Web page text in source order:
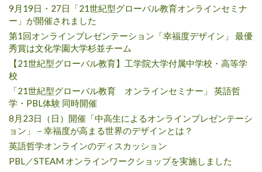
9月19日・27日「21世紀型グローバル教育オンラインセミナ
ー」が開催されました
第1回オンラインプレゼンテーション「幸福度デザイン」 最優
秀賞は文化学園大学杉並チーム
【21世紀型グローバル教育】工学院大学付属中学校・高等学
校
「21世紀型グローバル教育 オンラインセミナー」 英語哲
学・PBL体験 同時開催
8月23日（日）開催「中高生によるオンラインプレゼンテーシ
ョン」－幸福度が高まる世界のデザインとは？
英語哲学オンラインのディスカッション
PBL／STEAM オンラインワークショップを実施しました